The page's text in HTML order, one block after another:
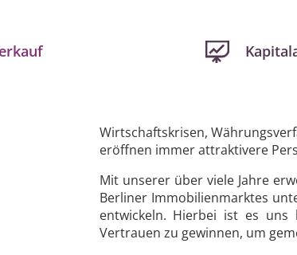
Wirtschaftskrisen,
eröffnen immer attraktivere
Mit unserer über viele Jahre
Berliner Immobilienmarktes
entwickeln. Hierbei ist es uns
Vertrauen zu gewinnen, um